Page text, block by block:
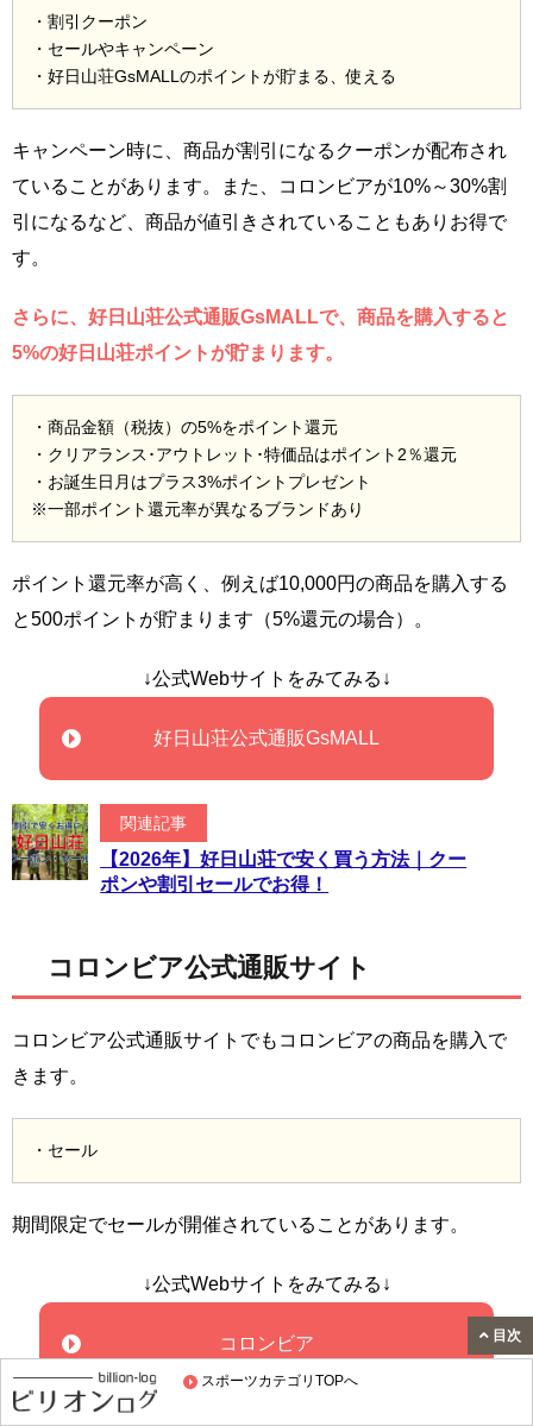
スポーツカテゴリTOPへ
・割引クーポン
・セールやキャンペーン
・好日山荘GsMALLのポイントが貯まる、使える
キャンペーン時に、商品が割引になるクーポンが配布され
ていることがあります。また、コロンビアが10%～30%割
引になるなど、商品が値引きされていることもありお得で
す。
さらに、好日山荘公式通販GsMALLで、商品を購入すると
5%の好日山荘ポイントが貯まります。
・商品金額（税抜）の5%をポイント還元
・クリアランス･アウトレット･特価品はポイント2％還元
・お誕生日月はプラス3%ポイントプレゼント
※一部ポイント還元率が異なるブランドあり
ポイント還元率が高く、例えば10,000円の商品を購入する
と500ポイントが貯まります（5%還元の場合）。
↓公式Webサイトをみてみる↓
好日山荘公式通販GsMALL
関連記事
【2026年】好日山荘で安く買う方法｜クー
ポンや割引セールでお得！
コロンビア公式通販サイト
コロンビア公式通販サイトでもコロンビアの商品を購入で
きます。
・セール
期間限定でセールが開催されていることがあります。
↓公式Webサイトをみてみる↓
コロンビア 目次